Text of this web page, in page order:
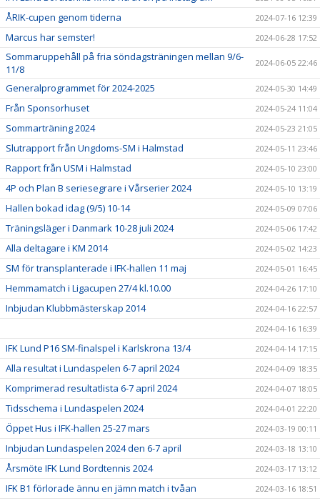
ÅRIK-cupen genom tiderna 2024-07-16 12:39
Marcus har semster! 2024-06-28 17:52
Sommaruppehåll på fria söndagsträningen mellan 9/6-
11/8
2024-06-05 22:46
Generalprogrammet för 2024-2025 2024-05-30 14:49
Från Sponsorhuset 2024-05-24 11:04
Sommarträning 2024 2024-05-23 21:05
Slutrapport från Ungdoms-SM i Halmstad 2024-05-11 23:46
Rapport från USM i Halmstad 2024-05-10 23:00
4P och Plan B seriesegrare i Vårserier 2024 2024-05-10 13:19
Hallen bokad idag (9/5) 10-14 2024-05-09 07:06
Träningsläger i Danmark 10-28 juli 2024 2024-05-06 17:42
Alla deltagare i KM 2014 2024-05-02 14:23
SM för transplanterade i IFK-hallen 11 maj 2024-05-01 16:45
Hemmamatch i Ligacupen 27/4 kl.10.00 2024-04-26 17:10
Inbjudan Klubbmästerskap 2014
2024-04-16 22:57
2024-04-16 16:39
IFK Lund P16 SM-finalspel i Karlskrona 13/4 2024-04-14 17:15
Alla resultat i Lundaspelen 6-7 april 2024 2024-04-09 18:35
Komprimerad resultatlista 6-7 april 2024 2024-04-07 18:05
Tidsschema i Lundaspelen 2024 2024-04-01 22:20
Öppet Hus i IFK-hallen 25-27 mars 2024-03-19 00:11
Inbjudan Lundaspelen 2024 den 6-7 april 2024-03-18 13:10
Årsmöte IFK Lund Bordtennis 2024 2024-03-17 13:12
IFK B1 förlorade ännu en jämn match i tvåan 2024-03-16 18:51